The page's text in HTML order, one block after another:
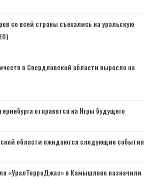
со всей страны съехались на уральскую
в Свердловской области выросло на
отправятся на Игры будущего
области ожидаются следующие события
«УралТерраДжаз» в Камышлове назначили